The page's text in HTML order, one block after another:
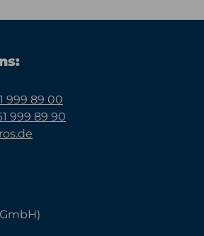
999 89 00
999 89 90